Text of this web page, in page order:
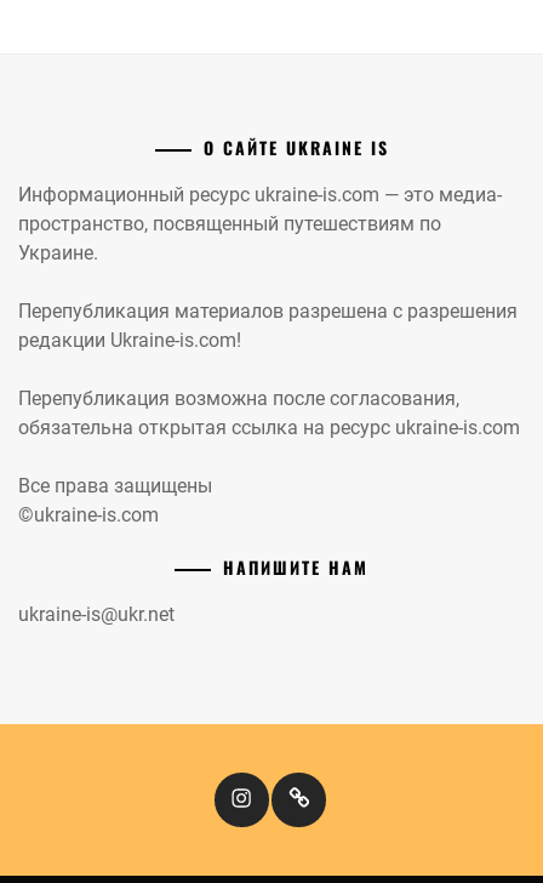
О САЙТЕ UKRAINE IS
Информационный ресурс ukraine-is.com — это медиа-
пространство, посвященный путешествиям по
Украине.
Перепубликация материалов разрешена с разрешения
редакции Ukraine-is.com!
Перепубликация возможна после согласования,
обязательна открытая ссылка на ресурс ukraine-is.com
Все права защищены
©ukraine-is.com
НАПИШИТЕ НАМ
ukraine-is@ukr.net
InstagramКіномандри